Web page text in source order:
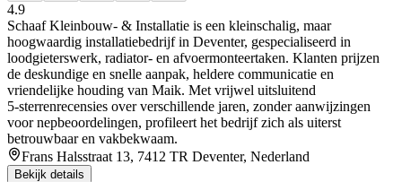
4.9
Schaaf Kleinbouw‑ & Installatie is een kleinschalig, maar
hoogwaardig installatiebedrijf in Deventer, gespecialiseerd in
loodgieterswerk, radiator- en afvoermonteertaken. Klanten prijzen
de deskundige en snelle aanpak, heldere communicatie en
vriendelijke houding van Maik. Met vrijwel uitsluitend
5‑sterrenrecensies over verschillende jaren, zonder aanwijzingen
voor nepbeoordelingen, profileert het bedrijf zich als uiterst
betrouwbaar en vakbekwaam.
Frans Halsstraat 13, 7412 TR Deventer, Nederland
Bekijk details